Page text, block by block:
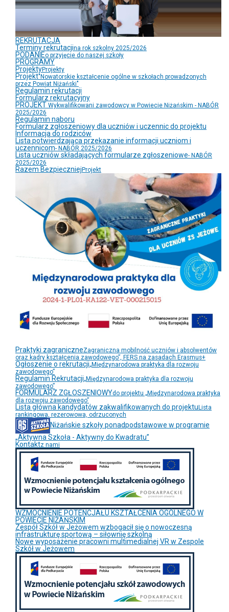
REKRUTACJA
Terminy rekrutacjina rok szkolny 2025/2026
PODANIEo przyjęcie do naszej szkoły
PROGRAMY
ProjektyProjekty
Projekt"Nowatorskie kształcenie ogólne w szkołach prowadzonych
przez Powiat Niżański"
Regulamin rekrutacji
Formularz rekrutacyjny
PROJEKT Wykwalifikowani zawodowcy w Powiecie Niżańskim - NABÓR
2025/2026
Regulamin naboru
Formularz zgłoszeniowy dla uczniów i uczennic do projektu
Informacja do rodziców
Lista potwierdzająca przekazanie informacji uczniom i
uczennicom- NABÓR 2025/2026
Lista uczniów składających formularze zgłoszeniowe- NABÓR
2025/2026
Razem Bezpieczniej Projekt
Praktyki zagraniczneZagraniczna mobilność uczniów i absolwentów
oraz kadry kształcenia zawodowego”, FERS na zasadach Erasmus+
Ogłoszenie o rekrutacji„Międzynarodowa praktyka dla rozwoju
zawodowego”
Regulamin Rekrutacji„Międzynarodowa praktyka dla rozwoju
zawodowego”
FORMULARZ ZGŁOSZENIOWYdo projektu „Międzynarodowa praktyka
dla rozwoju zawodowego”
Lista główna kandydatów zakwalifikowanych do projektu Lista
rankingowa, rezerowowa, odrzuconych
Niżańskie szkoły ponadpodstawowe w programie
„Aktywna Szkoła - Aktywny do Kwadratu”
Kontaktz nami
WZMOCNIENIE POTENCJAŁU KSZTAŁCENIA OGÓLNEGO W
POWIECIE NIŻAŃSKIM
Zespół Szkół w Jeżowem wzbogacił się o nowoczesną
infrastrukturę sportową – siłownię szkolną
Nowe wyposażenie pracowni multimedialnej VR w Zespole
Szkół w Jeżowem